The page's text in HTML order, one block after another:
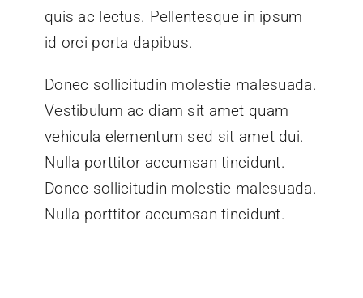
quis ac lectus. Pellentesque in ipsum
id orci porta dapibus.
Donec sollicitudin molestie malesuada.
Vestibulum ac diam sit amet quam
vehicula elementum sed sit amet dui.
Nulla porttitor accumsan tincidunt.
Donec sollicitudin molestie malesuada.
Nulla porttitor accumsan tincidunt.